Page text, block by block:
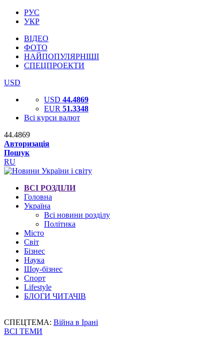
РУС
УКР
ВІДЕО
ФОТО
НАЙПОПУЛЯРНІШІ
СПЕЦПРОЕКТИ
USD
USD 44.4869
EUR 51.3348
Всі курси валют
44.4869
Авторизація
Пошук
RU
ВСІ РОЗДІЛИ
Головна
Україна
Всі новини розділу
Політика
Місто
Світ
Бізнес
Наука
Шоу-бізнес
Спорт
Lifestyle
БЛОГИ ЧИТАЧІВ
СПЕЦТЕМА: Війна в Ірані
ВСІ ТЕМИ